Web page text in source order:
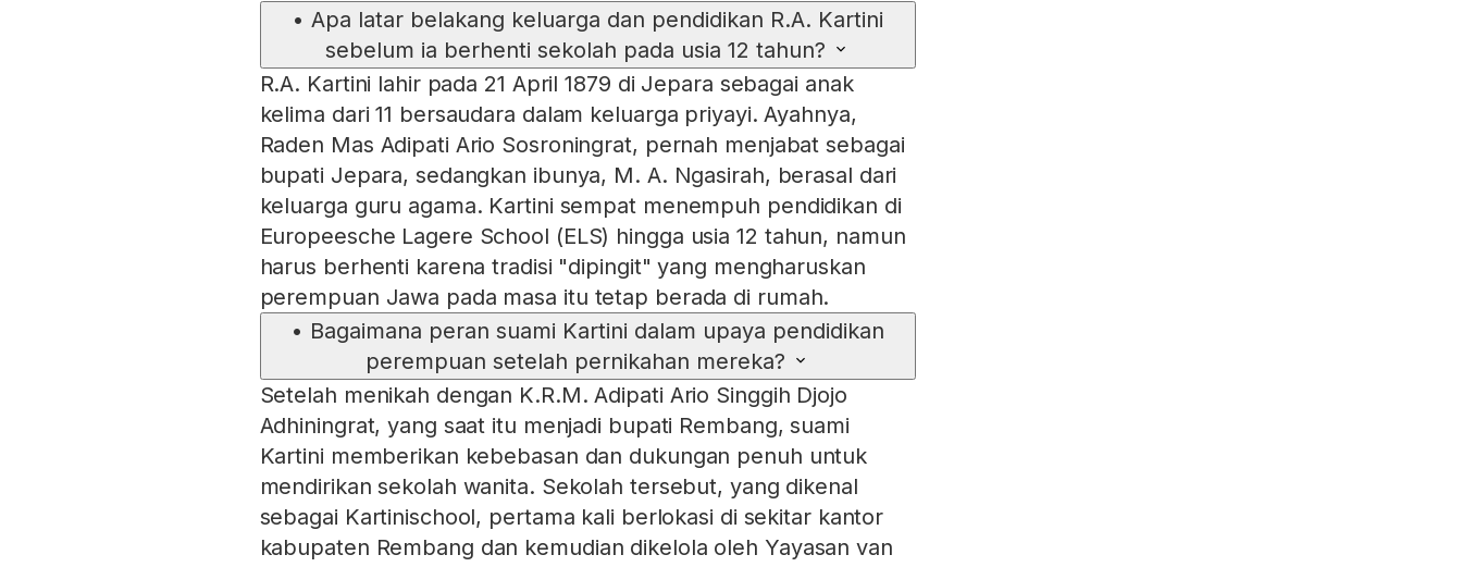
• Apa latar belakang keluarga dan pendidikan R.A. Kartini
sebelum ia berhenti sekolah pada usia 12 tahun?
R.A. Kartini lahir pada 21 April 1879 di Jepara sebagai anak
kelima dari 11 bersaudara dalam keluarga priyayi. Ayahnya,
Raden Mas Adipati Ario Sosroningrat, pernah menjabat sebagai
bupati Jepara, sedangkan ibunya, M. A. Ngasirah, berasal dari
keluarga guru agama. Kartini sempat menempuh pendidikan di
Europeesche Lagere School (ELS) hingga usia 12 tahun, namun
harus berhenti karena tradisi "dipingit" yang mengharuskan
perempuan Jawa pada masa itu tetap berada di rumah.
• Bagaimana peran suami Kartini dalam upaya pendidikan
perempuan setelah pernikahan mereka?
Setelah menikah dengan K.R.M. Adipati Ario Singgih Djojo
Adhiningrat, yang saat itu menjadi bupati Rembang, suami
Kartini memberikan kebebasan dan dukungan penuh untuk
mendirikan sekolah wanita. Sekolah tersebut, yang dikenal
sebagai Kartinischool, pertama kali berlokasi di sekitar kantor
kabupaten Rembang dan kemudian dikelola oleh Yayasan van